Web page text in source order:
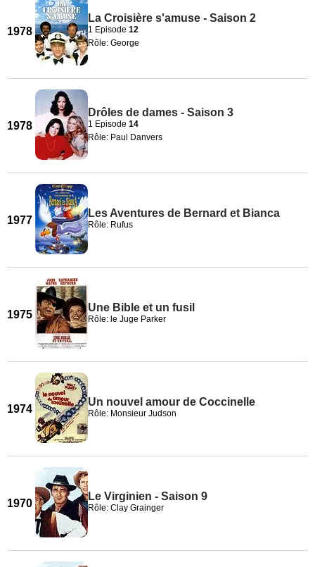
1978
La Croisière s'amuse - Saison 2
1 Episode 12
Rôle: George
1978
Drôles de dames - Saison 3
1 Episode 14
Rôle: Paul Danvers
1977
Les Aventures de Bernard et Bianca
Rôle: Rufus
1975
Une Bible et un fusil
Rôle: le Juge Parker
1974
Un nouvel amour de Coccinelle
Rôle: Monsieur Judson
1970
Le Virginien - Saison 9
Rôle: Clay Grainger